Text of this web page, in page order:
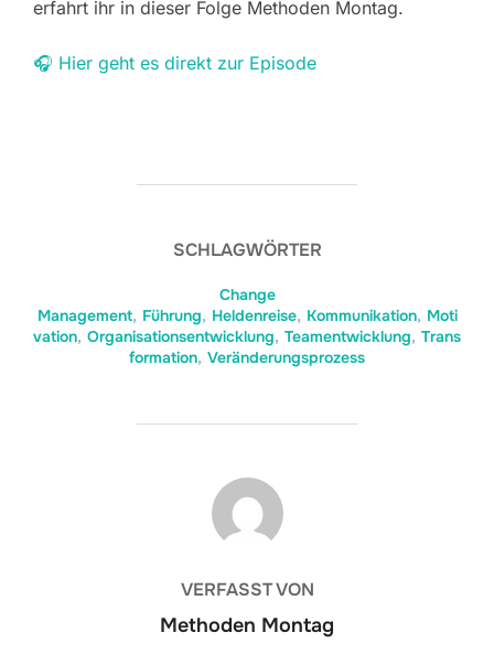
erfahrt ihr in dieser Folge Methoden Montag.
🎧 Hier geht es direkt zur Episode
SCHLAGWÖRTER
Change
Management, Führung, Heldenreise, Kommunikation, Moti
vation, Organisationsentwicklung, Teamentwicklung, Trans
formation, Veränderungsprozess
BEITRAGSAUTOR
VERFASST VON
Methoden Montag